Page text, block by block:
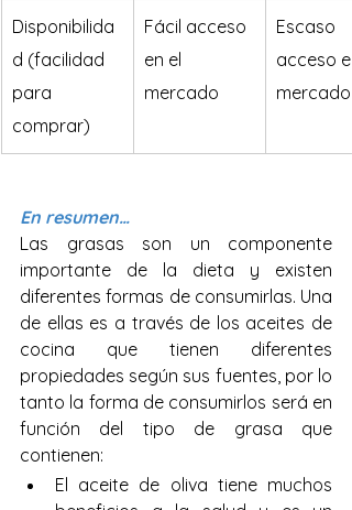
Disponibilida
d (facilidad
para
comprar)
Fácil acceso
en el
mercado
Escaso
acceso
mercado
En resumen…
Las grasas son un componente
importante de la dieta y existen
diferentes formas de consumirlas. Una
de ellas es a través de los aceites de
cocina que tienen diferentes
propiedades según sus fuentes, por lo
tanto la forma de consumirlos será en
función del tipo de grasa que
contienen:
El aceite de oliva tiene muchos